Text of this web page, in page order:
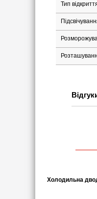
Тип
Холодильна